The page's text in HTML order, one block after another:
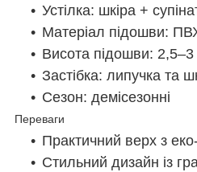
Устілка: шкіра +
Матеріал підошви:
Висота підошви:
Застібка: липучка та
Сезон: демісезонні
Переваги
Практичний верх з
Стильний дизайн із